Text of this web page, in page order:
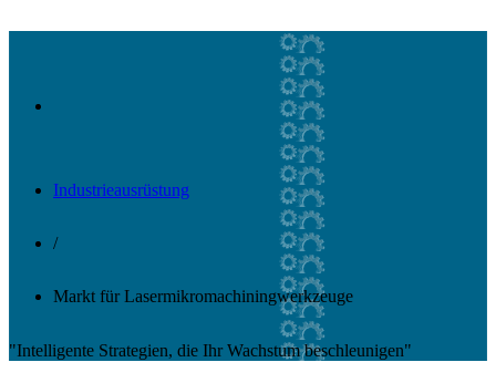
Industrieausrüstung
/
Markt für Lasermikromachiningwerkzeuge
"Intelligente Strategien, die Ihr Wachstum beschleunigen"